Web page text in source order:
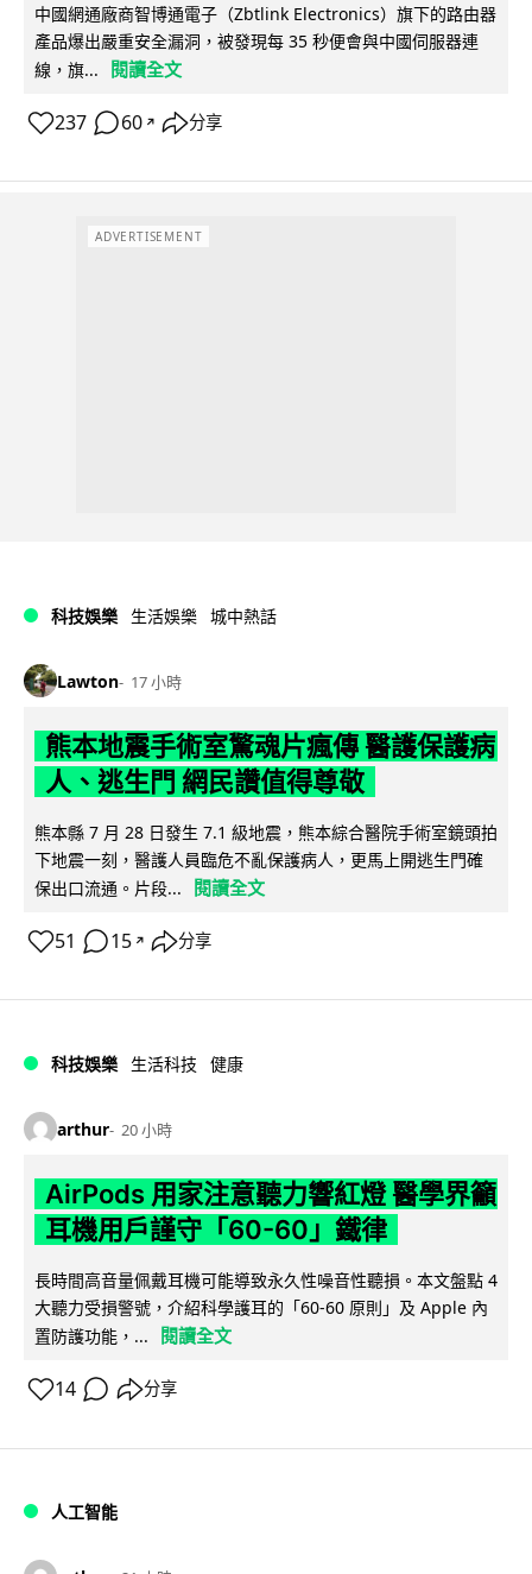
中國網通廠商智博通電子（Zbtlink Electronics）旗下的路由器
產品爆出嚴重安全漏洞，被發現每 35 秒便會與中國伺服器連
線，旗...
閱讀全文
237 60 ↗ 分享
ADVERTISEMENT
科技娛樂 生活娛樂 城中熱話
Lawton 17 小時
熊本地震手術室驚魂片瘋傳 醫護保護病
人、逃生門 網民讚值得尊敬
熊本縣 7 月 28 日發生 7.1 級地震，熊本綜合醫院手術室鏡頭拍
下地震一刻，醫護人員臨危不亂保護病人，更馬上開逃生門確
保出口流通。片段...
閱讀全文
51 15 ↗ 分享
科技娛樂 生活科技 健康
arthur 20 小時
AirPods 用家注意聽力響紅燈 醫學界籲
耳機用戶謹守「60-60」鐵律
長時間高音量佩戴耳機可能導致永久性噪音性聽損。本文盤點 4
大聽力受損警號，介紹科學護耳的「60-60 原則」及 Apple 內
置防護功能，...
閱讀全文
14 分享
人工智能